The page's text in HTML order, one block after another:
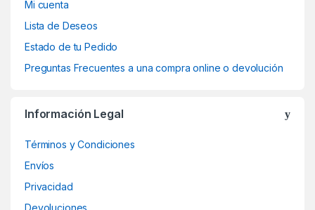
Mi cuenta
Lista de Deseos
Estado de tu Pedido
Preguntas Frecuentes a una compra online o devolución
Información Legal
Términos y Condiciones
Envíos
Privacidad
Devoluciones